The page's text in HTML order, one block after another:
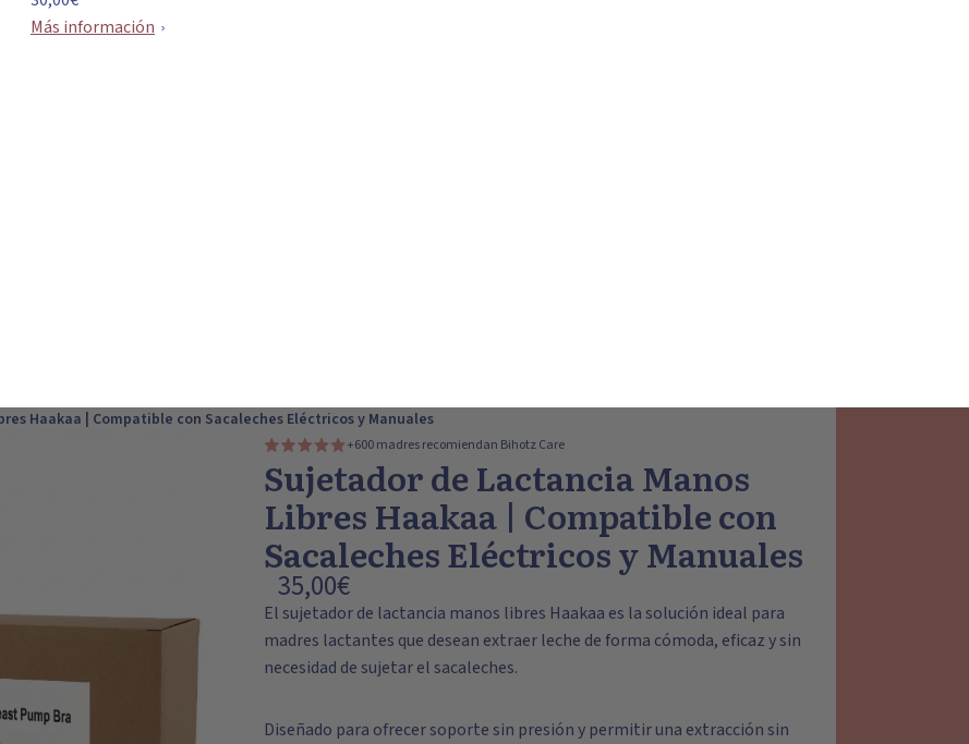
Más información
Haakaa | Compatible con Sacaleches Eléctricos y Manuales
+600 madres recomiendan Bihotz Care
Sujetador de Lactancia Manos
Libres Haakaa | Compatible con
Sacaleches Eléctricos y Manuales
35,00€
Elsujetador de lactancia manos libres Haakaa es la solución ideal para
madres lactantes que desean extraer leche de forma cómoda, eficaz y sin
necesidad de sujetar el sacaleches.
Diseñado para ofrecersoporte sin presióny permitir una extracción sin